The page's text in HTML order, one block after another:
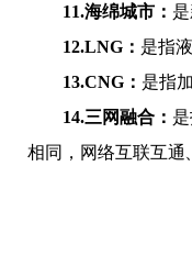
11.海绵城市：
12.LNG： 是指
13.CNG： 是指
14.三网融合：
相同，网络互联互通